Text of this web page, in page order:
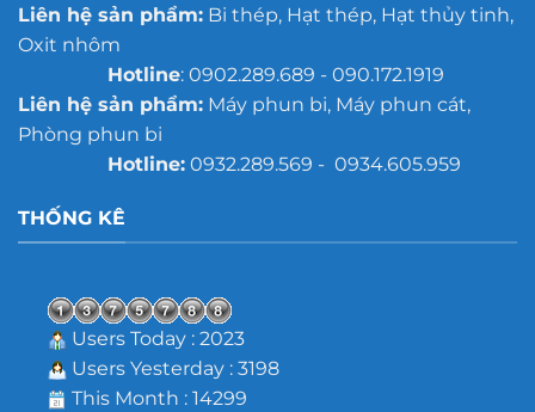
Liên hệ sản phẩm:Bi thép, Hạt thép, Hạt thủy tinh,
Oxit nhôm
Hotline: 0902.289.689 - 090.172.1919
Liên hệ sản phẩm:Máy phun bi, Máy phun cát,
Phòng phun bi
Hotline:0932.289.569 - 0934.605.959
THỐNG KÊ
Users Today : 2023
Users Yesterday : 3198
This Month : 14299